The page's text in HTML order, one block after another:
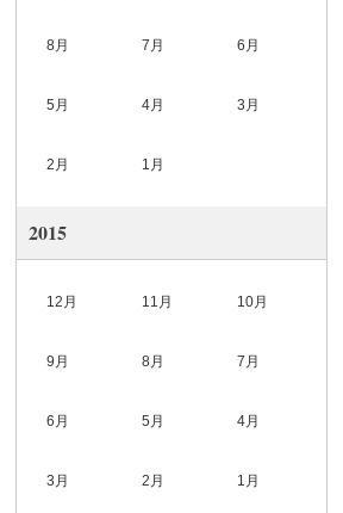
8月 7月 6月
5月 4月 3月
2月 1月
2015
12月 11月 10月
9月 8月 7月
6月 5月 4月
3月 2月 1月